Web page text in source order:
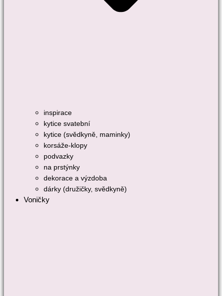
inspirace
kytice svatební
kytice (svědkyně, maminky)
korsáže-klopy
podvazky
na prstýnky
dekorace a výzdoba
dárky (družičky, svědkyně)
Voničky